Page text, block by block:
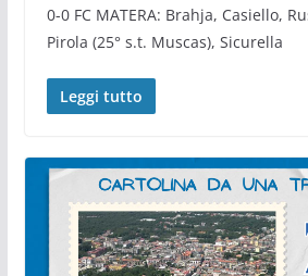
0-0 FC MATERA: Brahja, Casiello,
Pirola (25° s.t. Muscas), Sicurella
Leggi tutto